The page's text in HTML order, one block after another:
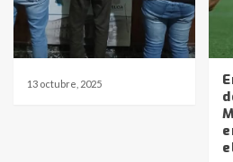
13 octubre, 2025